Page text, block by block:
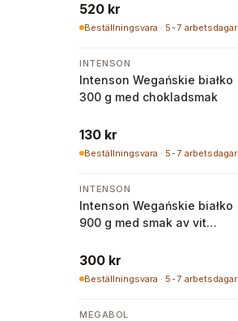
520 kr
Beställningsvara · 5-7 arbetsdagar
INTENSON
Intenson Wegańskie białko
300 g med chokladsmak
130 kr
Beställningsvara · 5-7 arbetsdagar
INTENSON
Intenson Wegańskie białko
900 g med smak av vit
300 kr
Beställningsvara · 5-7 arbetsdagar
MEGABOL